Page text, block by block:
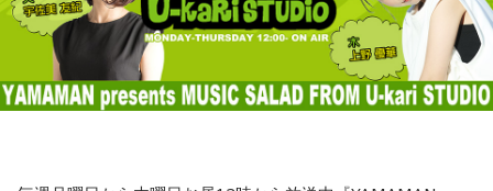
わってしまい、新年に頒布しても10日間で終了してしまいま
した。
寺内：お祭りより早く終わるんだ（笑）。
興の経済政策の推進に一体となって取り組んでくださいとい
う同じ意味ですので、どんどん利上げしろというわけではな
いですね」
8月11日（火）：宇佐美友紀サラドレ甲子園
YAMAMAN presents MUSIC SALAD FROM U-kari STUDIO